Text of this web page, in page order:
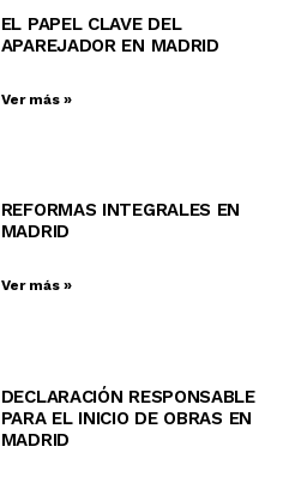
EL PAPEL CLAVE DEL
APAREJADOR EN MADRID
Ver más »
REFORMAS INTEGRALES EN
MADRID
Ver más »
DECLARACIÓN RESPONSABLE
PARA EL INICIO DE OBRAS EN
MADRID